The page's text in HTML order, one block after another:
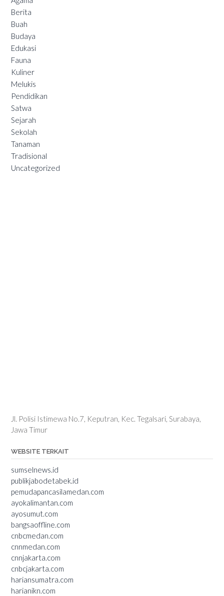
Berita
Buah
Budaya
Edukasi
Fauna
Kuliner
Melukis
Pendidikan
Satwa
Sejarah
Sekolah
Tanaman
Tradisional
Uncategorized
Jl. Polisi Istimewa No.7, Keputran, Kec. Tegalsari, Surabaya,
Jawa Timur
WEBSITE TERKAIT
sumselnews.id
publikjabodetabek.id
pemudapancasilamedan.com
ayokalimantan.com
ayosumut.com
bangsaoffline.com
cnbcmedan.com
cnnmedan.com
cnnjakarta.com
cnbcjakarta.com
hariansumatra.com
harianikn.com